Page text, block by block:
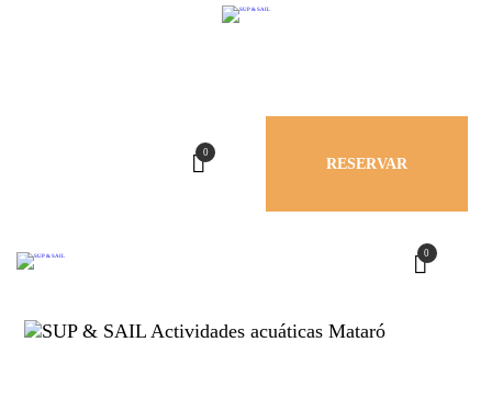
0
RESERVAR
0
INICIO
ESCUELAS E
INSTITUTOS
SUP YOGA